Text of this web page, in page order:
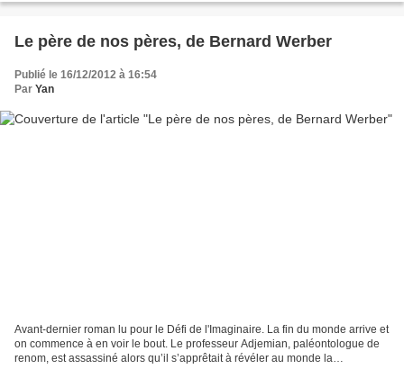
Le père de nos pères, de Bernard Werber
Publié le 16/12/2012 à 16:54
Par Yan
Avant-dernier roman lu pour le Défi de l'Imaginaire. La fin du monde arrive et
on commence à en voir le bout. Le professeur Adjemian, paléontologue de
renom, est assassiné alors qu’il s’apprêtait à révéler au monde la